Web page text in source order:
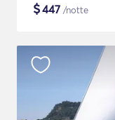
$447 /notte